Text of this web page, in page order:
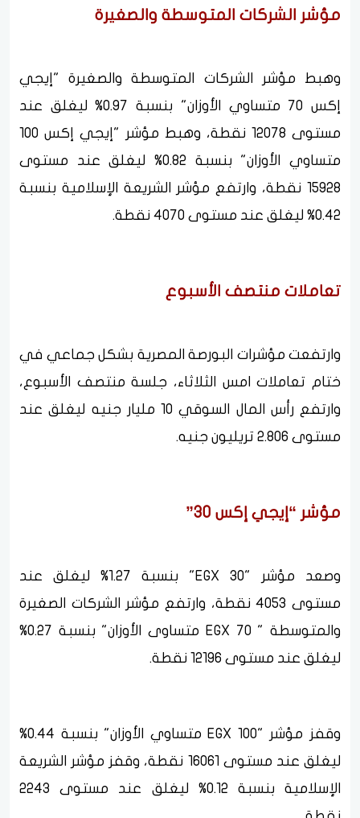
مؤشر الشركات المتوسطة والصغيرة
وهبط مؤشر الشركات المتوسطة والصغيرة "إيجي
إكس 70 متساوي الأوزان" بنسبة 0.97% ليغلق عند
مستوى 12078 نقطة، وهبط مؤشر "إيجي إكس 100
متساوي الأوزان" بنسبة 0.82% ليغلق عند مستوى
15928 نقطة، وارتفع مؤشر الشريعة الإسلامية بنسبة
0.42% ليغلق عند مستوى 4070 نقطة.
تعاملات منتصف الأسبوع
وارتفعت مؤشرات البورصة المصرية بشكل جماعي في
ختام تعاملات امس الثلاثاء، جلسة منتصف الأسبوع،
وارتفع رأس المال السوقي 10 مليار جنيه ليغلق عند
مستوى 2.806 تريليون جنيه.
مؤشر “إيجي إكس 30”
وصعد مؤشر "EGX 30" بنسبة 1.27% ليغلق عند
مستوى 4053 نقطة، وارتفع مؤشر الشركات الصغيرة
والمتوسطة " EGX 70 متساوى الأوزان" بنسبة 0.27%
ليغلق عند مستوى 12196 نقطة.
وقفز مؤشر "EGX 100 متساوي الأوزان" بنسبة 0.44%
ليغلق عند مستوى 16061 نقطة، وقفز مؤشر الشريعة
الإسلامية بنسبة 0.12% ليغلق عند مستوى 2243